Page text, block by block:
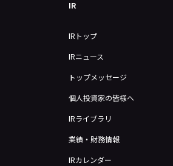
IR
IRトップ
IRニュース
トップメッセージ
個人投資家の皆様へ
IRライブラリ
業績・財務情報
IRカレンダー